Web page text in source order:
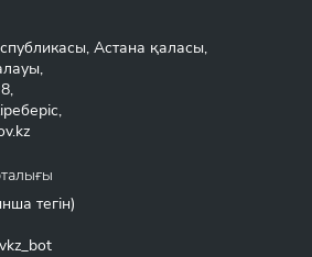
Астана қаласы,
тегін)